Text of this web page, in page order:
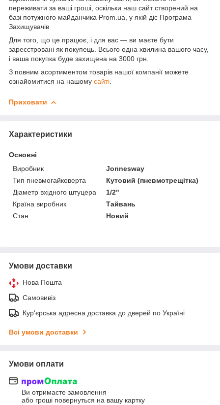
переживати за ваші гроші, оскільки наш сайт створений на
базі потужного майданчика Prom.ua, у якій діє Програма
Захищувачів
Для того, що це працює, і для вас — ви маєте бути
зареєстровані як покупець. Всього одна хвилина вашого часу,
і ваша покупка буде захищена на 3000 грн.
З повним асортиментом товарів нашої компанії можете
ознайомитися на нашому сайті
Приховати
Характеристики
Основні
Виробник
Jonnesway
Тип пневмогайковерта
Кутовий (пневмотрещітка)
Діаметр вхідного штуцера
1/2"
Країна виробник
Тайвань
Стан
Новий
Умови доставки
Нова Пошта
Самовивіз
Кур'єрська адресна доставка до дверей по Україні
Всі умови доставки
Умови оплати
Ви отримаєте замовлення
або гроші повернуться на вашу картку